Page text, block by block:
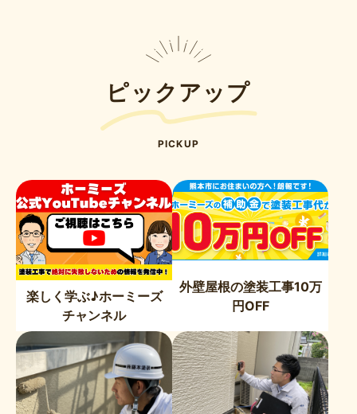
ピックアップ
PICKUP
楽しく学ぶ♪ホーミーズ
チャンネル
外壁屋根の塗装工事10万
円OFF